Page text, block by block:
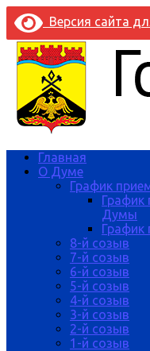
Версия сайта
Главная
О Думе
График
График
Думы
График
8-й созыв
7-й созыв
6-й созыв
5-й созыв
4-й созыв
3-й созыв
2-й созыв
1-й созыв